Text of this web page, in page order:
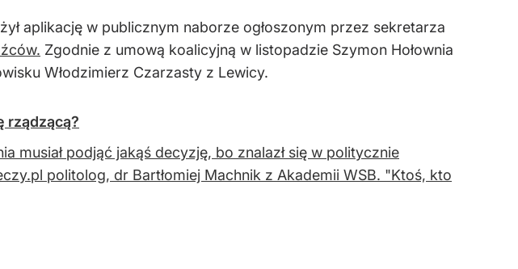
aplikację w publicznym naborze ogłoszonym przez sekretarza
Zgodnie z umową koalicyjną w listopadzie Szymon Hołownia
Włodzimierz Czarzasty z Lewicy.
rządzącą?
musiał podjąć jakąś decyzję, bo znalazł się w politycznie
politolog, dr Bartłomiej Machnik z Akademii WSB. "Ktoś, kto